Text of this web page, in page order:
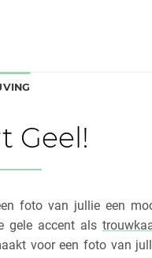
Geel!
foto van jullie een
gele accent als
voor een foto van